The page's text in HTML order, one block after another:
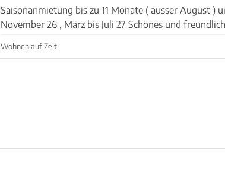
Saisonanmietung bis zu 11 Monate ( ausser August )
November 26 , März bis Juli 27 Schönes und freundliches Apartment mit
Wohnen auf Zeit